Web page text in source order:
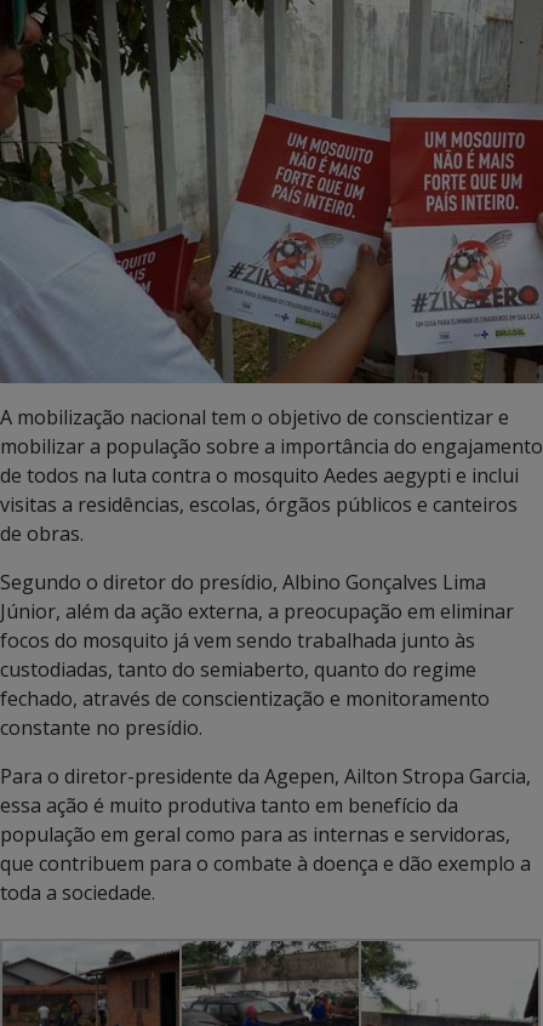
A mobilização nacional tem o objetivo de conscientizar e
mobilizar a população sobre a importância do engajamento
de todos na luta contra o mosquito Aedes aegypti e inclui
visitas a residências, escolas, órgãos públicos e canteiros
de obras.
Segundo o diretor do presídio, Albino Gonçalves Lima
Júnior, além da ação externa, a preocupação em eliminar
focos do mosquito já vem sendo trabalhada junto às
custodiadas, tanto do semiaberto, quanto do regime
fechado, através de conscientização e monitoramento
constante no presídio.
Para o diretor-presidente da Agepen, Ailton Stropa Garcia,
essa ação é muito produtiva tanto em benefício da
população em geral como para as internas e servidoras,
que contribuem para o combate à doença e dão exemplo a
toda a sociedade.